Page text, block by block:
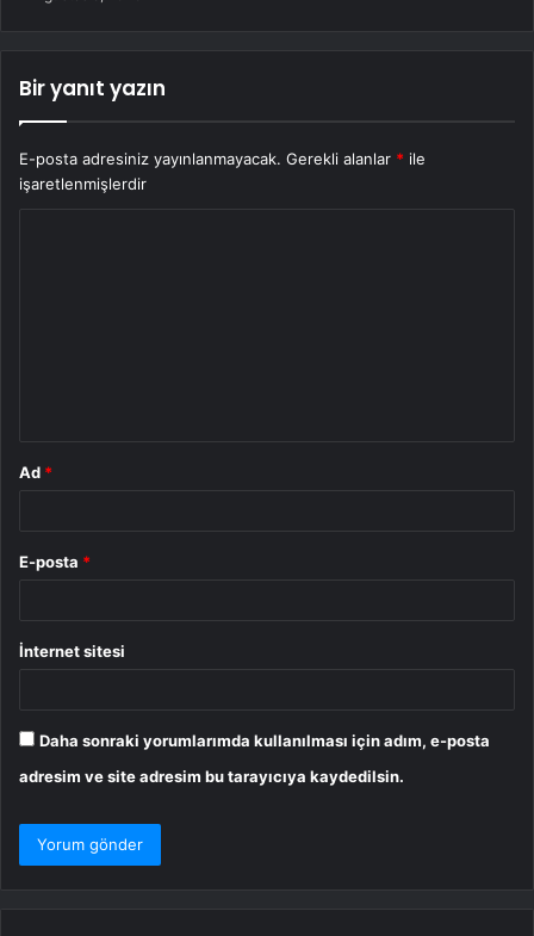
Bir yanıt yazın
E-posta adresiniz yayınlanmayacak. Gerekli alanlar * ile
işaretlenmişlerdir
Ad *
E-posta *
İnternet sitesi
Daha sonraki yorumlarımda kullanılması için adım, e-posta
adresim ve site adresim bu tarayıcıya kaydedilsin.